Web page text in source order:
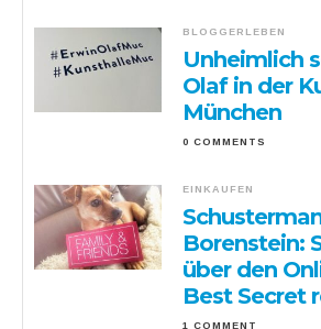
BLOGGERLEBEN
Unheimlich
Olaf in der
München
0 COMMENTS
EINKAUFEN
Borenstein:
über den
Best Secret
1 COMMENT